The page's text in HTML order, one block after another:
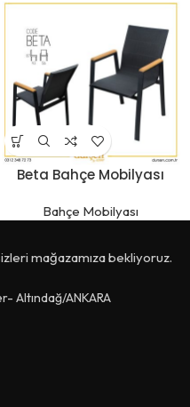
Beta Bahçe Mobilyası
Bahçe Mobilyası
mağazamıza bekliyoruz.
Altındağ/ANKARA